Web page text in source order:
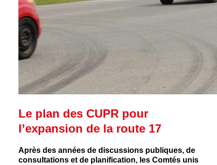
Le plan des CUPR pour
l’expansion de la route 17
Après des années de discussions publiques, de
consultations et de planification, les Comtés unis